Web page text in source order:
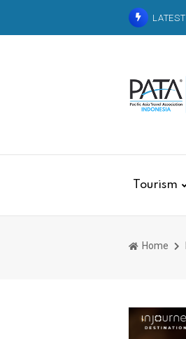
LATEST
Tourism
Home